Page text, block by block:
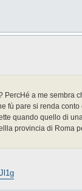
PercHé a me
fù pare si renda
quando quello di
provincia di Roma